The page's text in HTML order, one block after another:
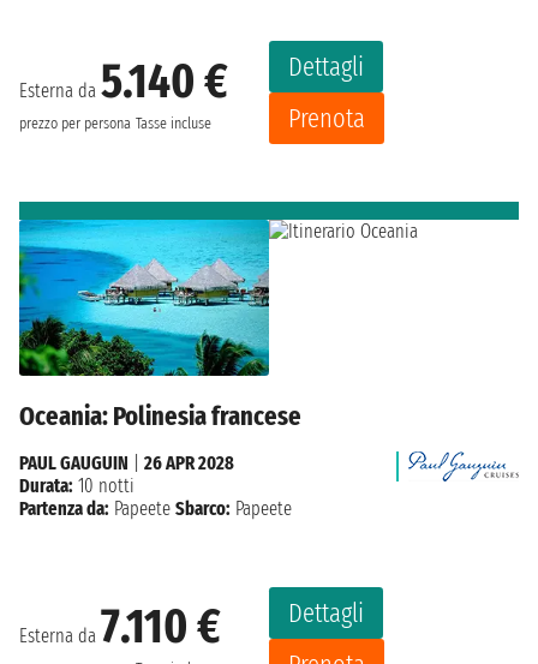
Esterna da 5.140 €
prezzo per persona Tasse incluse
Dettagli
Prenota
Oceania: Polinesia francese
Esterna da 7.110 €
Dettagli
PAUL GAUGUIN
26 APR 2028
Durata: 10 notti
Partenza da: Papeete Sbarco: Papeete